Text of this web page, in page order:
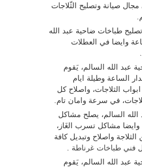
صيانة وتصليح الثّلاجات
طباخات ضاحية عبد الله
وايضا في العطلات
عبد الله السالم، يَقوم
الساعة وطيلة ايام
الثلاجات، واصلاح كل
في سرعة وامان تام.
السالم، يصلح مشاكل
وايضا مشاكل تسرب الغَاز،
واصلاح وتبديل كافة
فني طباخات غرناطة .
عبد الله السالم، يَقوم